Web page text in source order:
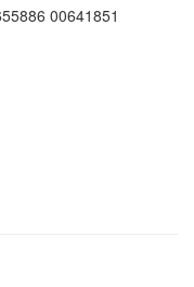
00641851